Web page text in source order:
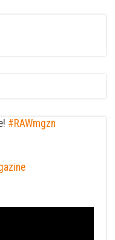
#RAWmgzn